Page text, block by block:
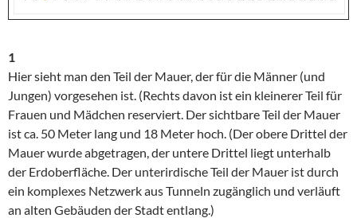
1
Hier sieht man den Teil der Mauer, der für die Männer (und
Jungen) vorgesehen ist. (Rechts davon ist ein kleinerer Teil für
Frauen und Mädchen reserviert. Der sichtbare Teil der Mauer
ist ca. 50 Meter lang und 18 Meter hoch. (Der obere Drittel der
Mauer wurde abgetragen, der untere Drittel liegt unterhalb
der Erdoberfläche. Der unterirdische Teil der Mauer ist durch
ein komplexes Netzwerk aus Tunneln zugänglich und verläuft
an alten Gebäuden der Stadt entlang.)